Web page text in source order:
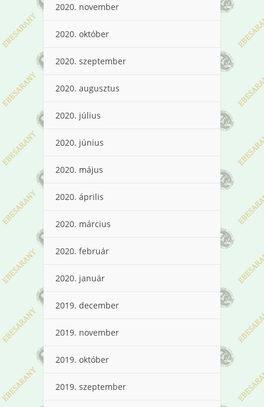
2020. november
2020. október
2020. szeptember
2020. augusztus
2020. július
2020. június
2020. május
2020. április
2020. március
2020. február
2020. január
2019. december
2019. november
2019. október
2019. szeptember